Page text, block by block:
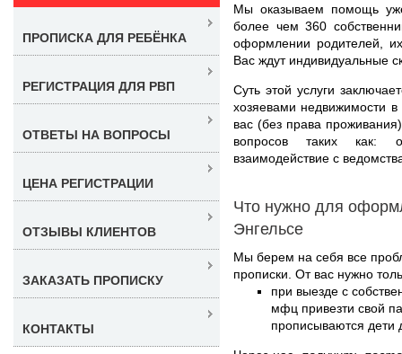
Мы оказываем помощь
более чем 360
оформлении родителей,
Вас ждут индивидуальные
Суть этой услуги
хозяевами недвижимости в
вас (без права
вопросов таких как:
взаимодействие с
Что нужно для
Энгельсе
Мы берем на себя все
прописки. От вас нужно
при выезде с
мфц привезти свой
прописываются дети
ПРОПИСКА ДЛЯ РЕБЁНКА
РЕГИСТРАЦИЯ ДЛЯ РВП
ОТВЕТЫ НА ВОПРОСЫ
ЦЕНА РЕГИСТРАЦИИ
ОТЗЫВЫ КЛИЕНТОВ
ЗАКАЗАТЬ ПРОПИСКУ
КОНТАКТЫ